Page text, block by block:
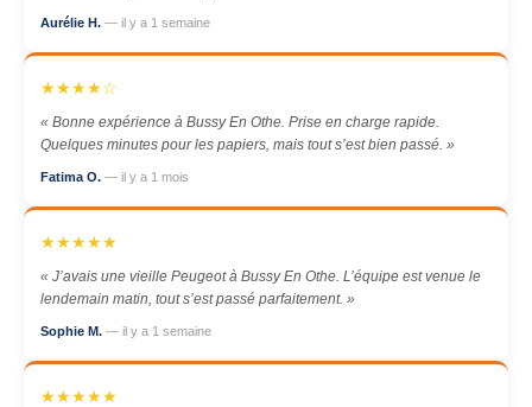
Aurélie H. — il y a 1 semaine
★★★★☆
« Bonne expérience à Bussy En Othe. Prise en charge rapide.
Quelques minutes pour les papiers, mais tout s’est bien passé. »
Fatima O. — il y a 1 mois
★★★★★
« J’avais une vieille Peugeot à Bussy En Othe. L’équipe est venue le
lendemain matin, tout s’est passé parfaitement. »
Sophie M. — il y a 1 semaine
★★★★★